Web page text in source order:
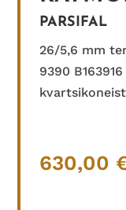
PARSIFAL
26/5,6 mm
9390 B163916
630,00